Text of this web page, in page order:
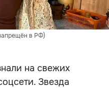
в РФ)
на свежих
Звезда